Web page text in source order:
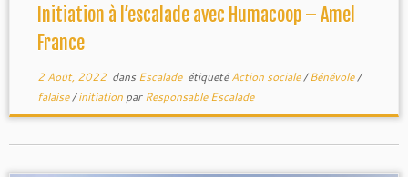
Initiation à l’escalade avec Humacoop – Amel
France
2 Août, 2022dans Escalade étiquetéAction sociale/Bénévole/
falaise/initiation parResponsable Escalade